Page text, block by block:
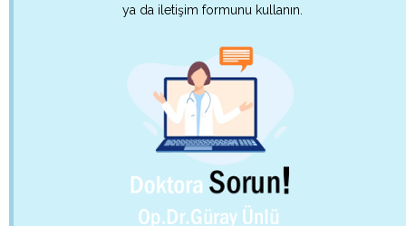
ya da iletişim formunu kullanın.